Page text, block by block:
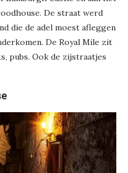
De straat werd
die de adel moest afleggen
De Royal Mile zit
pubs. Ook de zijstraatjes